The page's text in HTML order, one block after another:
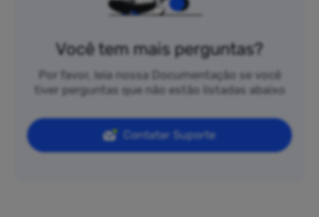
Você tem mais perguntas?
Por favor, leia nossa Documentação se você
tiver perguntas que não estão listadas abaixo
Contatar Suporte